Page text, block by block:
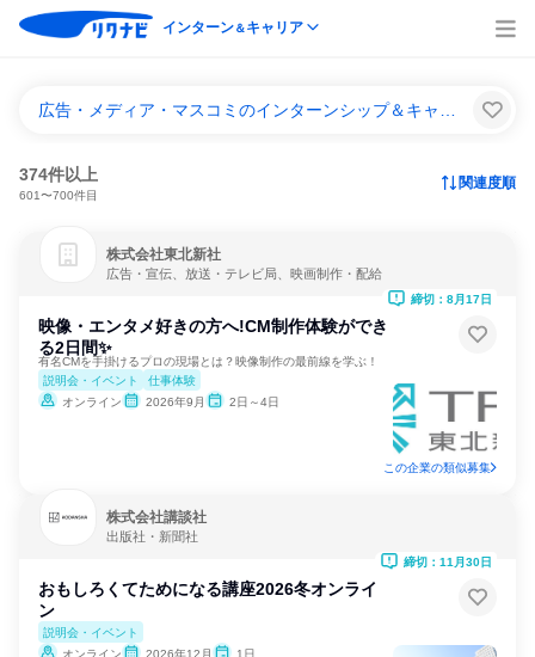
インターン＆キャリア
374件以上
601〜700件目
関連度順
株式会社東北新社
広告・宣伝、放送・テレビ局、映画制作・配給
映像・エンタメ好きの方へ!CM制作体験ができ
る2日間✨
有名CMを手掛けるプロの現場とは？映像制作の最前線を学ぶ！
説明会・イベント
仕事体験
オンライン
2026年9月 2日～4日
締切：8月17日
この企業の類似募集
株式会社講談社
出版社・新聞社
おもしろくてためになる講座2026冬オンライ
ン
説明会・イベント
オンライン
2026年12月 1日
締切：11月30日